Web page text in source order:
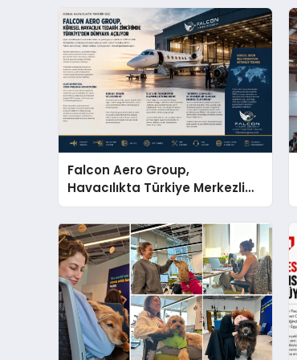
Falcon Aero Group,
Havacılıkta Türkiye Merkezli
Küresel Çözüm Ortağı Olma
Yolunda İlerliyor